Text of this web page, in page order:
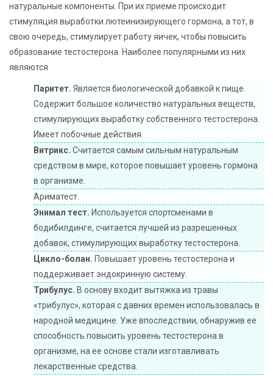
натуральные компоненты. При их приеме происходит
стимуляция выработки лютеинизирующего гормона, а тот, в
свою очередь, стимулирует работу яичек, чтобы повысить
образование тестостерона. Наиболее популярными из них
являются
Паритет. Является биологической добавкой к пище.
Содержит большое количество натуральных веществ,
стимулирующих выработку собственного тестостерона.
Имеет побочные действия.
Витрикс. Считается самым сильным натуральным
средством в мире, которое повышает уровень гормона
в организме.
Ариматест.
Энимал тест. Используется спортсменами в
бодибилдинге, считается лучшей из разрешенных
добавок, стимулирующих выработку тестостерона.
Цикло-болан. Повышает уровень тестостерона и
поддерживает эндокринную систему.
Трибулус. В основу входит вытяжка из травы
«трибулус», которая с давних времен использовалась в
народной медицине. Уже впоследствии, обнаружив ее
способность повысить уровень тестостерона в
организме, на ее основе стали изготавливать
лекарственные средства.